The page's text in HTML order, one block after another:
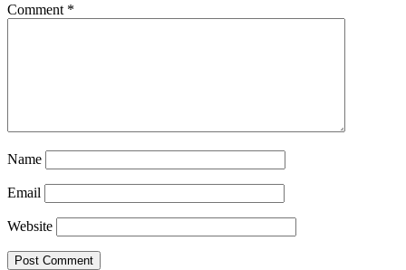
Comment *
Name
Email
Website